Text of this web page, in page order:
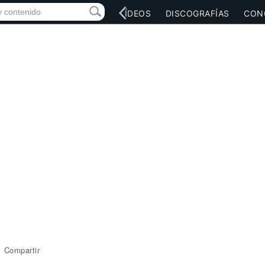
RED SOCIAL MÚSICA VÍDEOS DISCOGRAFÍAS
Compartir